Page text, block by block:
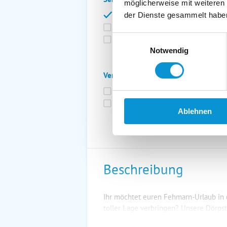
möglicherweise mit
der Dienste gesammelt
Notwendig
Ablehnen
Bettwäsche inkl.
Verpflegung:
Brötchenservice
Vollpension möglich
Beschreibung
Ihr möchtet euren Fehmarn-Urlaub
toller Lage verbringen? Unsere